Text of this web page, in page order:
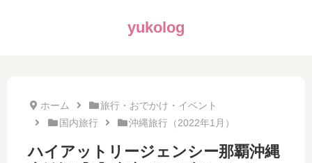
yukolog
ホーム
旅行・おでかけ・イベント
国内旅行
沖縄旅行（2022年1月）
ハイアットリージェンシー那覇沖縄